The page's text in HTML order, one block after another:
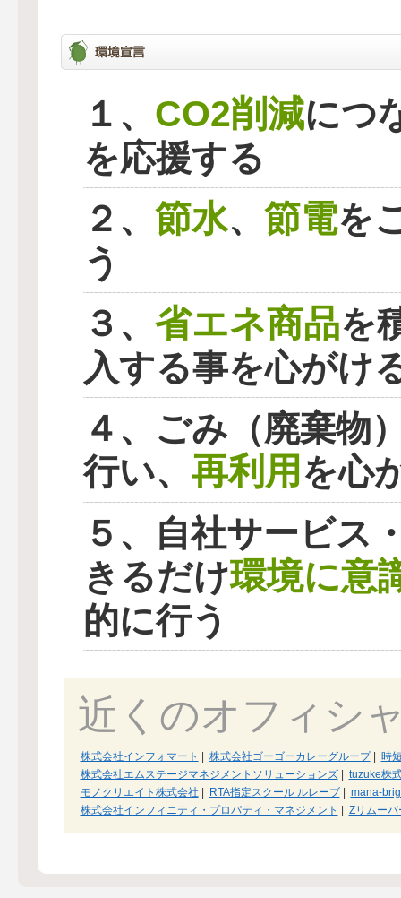
１、 CO2削減につ
を応援する
２、 節水、 節電を
う
３、 省エネ商品を
入する事を心がけ
４、ごみ（廃棄物
行い、 再利用を心
５、自社サービス
きるだけ環境に意
的に行う
近くのオフィシ
株式会社インフォマート 株式会社ゴーゴーカレーグループ|
時
株式会社エムステージマネジメントソリューションズ|
tuzuke株
モノクリエイト株式会社
RTA指定スクール ルレーブ|
mana-
株式会社インフィニティ・プロパティ・マネジメント
Zリムー